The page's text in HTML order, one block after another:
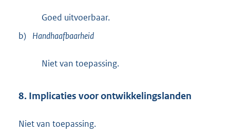
Goed uitvoerbaar.
b) Handhaafbaarheid
Niet van toepassing.
8. Implicaties voor ontwikkelingslanden
Niet van toepassing.